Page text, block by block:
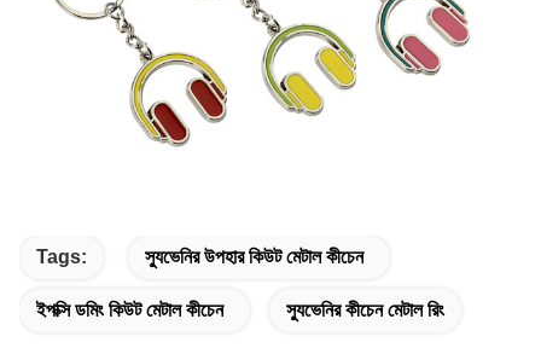
Tags: স্যুভেনির উপহার কিউট মেটাল কীচেন
ইপক্সি ডমিং কিউট মেটাল কীচেন স্যুভেনির কীচেন মেটাল রিং